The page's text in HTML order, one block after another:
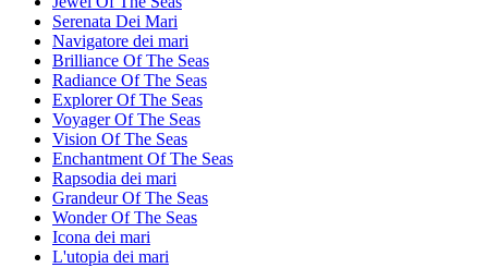
Serenata Dei Mari
Navigatore dei mari
Brilliance Of The Seas
Radiance Of The Seas
Explorer Of The Seas
Voyager Of The Seas
Vision Of The Seas
Enchantment Of The Seas
Rapsodia dei mari
Grandeur Of The Seas
Wonder Of The Seas
Icona dei mari
L'utopia dei mari